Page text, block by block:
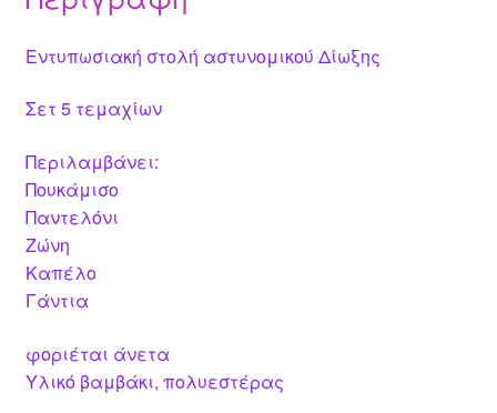
Εντυπωσιακή στολή αστυνομικού Δίωξης
Σετ 5 τεμαχίων
Περιλαμβάνει:
Πουκάμισο
Παντελόνι
Ζώνη
Καπέλο
Γάντια
φοριέται άνετα
Υλικό βαμβάκι, πολυεστέρας